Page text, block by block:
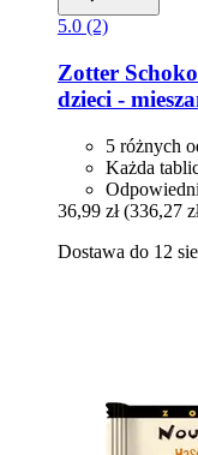
5.0 (2)
Zotter
dzieci -​
5 różnych
Każda
36,99 zł (336,27
Dostawa do 12